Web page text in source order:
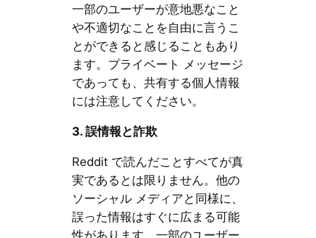
一部のユーザーが意地悪なこと
や不適切なことを自由に言うこ
とができると感じることもあり
ます。プライベート メッセージ
であっても、共有する個人情報
には注意してください。
3. 誤情報と詐欺
Reddit で読んだことすべてが真
実であるとは限りません。他の
ソーシャル メディアと同様に、
誤った情報はすぐに広まる可能